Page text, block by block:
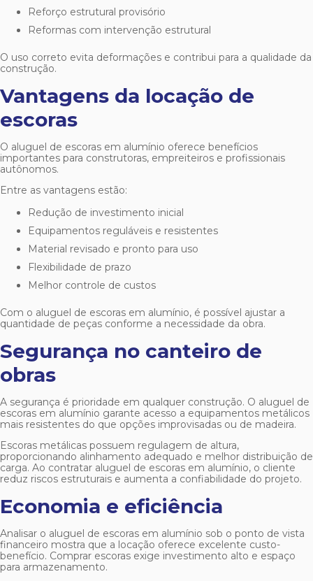
Reforço estrutural provisório
Reformas com intervenção estrutural
O uso correto evita deformações e contribui para a qualidade da
construção.
Vantagens da locação de
escoras
O aluguel de escoras em alumínio oferece benefícios
importantes para construtoras, empreiteiros e profissionais
autônomos.
Entre as vantagens estão:
Redução de investimento inicial
Equipamentos reguláveis e resistentes
Material revisado e pronto para uso
Flexibilidade de prazo
Melhor controle de custos
Com o aluguel de escoras em alumínio, é possível ajustar a
quantidade de peças conforme a necessidade da obra.
Segurança no canteiro de
obras
A segurança é prioridade em qualquer construção. O aluguel de
escoras em alumínio garante acesso a equipamentos metálicos
mais resistentes do que opções improvisadas ou de madeira.
Escoras metálicas possuem regulagem de altura,
proporcionando alinhamento adequado e melhor distribuição de
carga. Ao contratar aluguel de escoras em alumínio, o cliente
reduz riscos estruturais e aumenta a confiabilidade do projeto.
Economia e eficiência
Analisar o aluguel de escoras em alumínio sob o ponto de vista
financeiro mostra que a locação oferece excelente custo-
benefício. Comprar escoras exige investimento alto e espaço
para armazenamento.